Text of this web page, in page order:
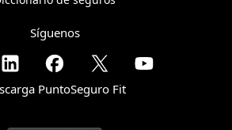
Síguenos
PuntoSeguro Fit